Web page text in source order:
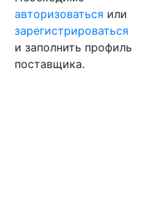
авторизоваться или
зарегистрироваться
и заполнить профиль
поставщика.